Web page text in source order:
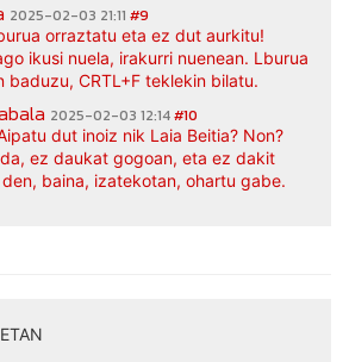
2025-02-03 21:11 #9
orraztatu eta ez dut aurkitu!
ikusi nuela, irakurri nuenean. Lburua
baduzu, CRTL+F teklekin bilatu.
2025-02-03 12:14#10
dut inoiz nik Laia Beitia? Non?
ez daukat gogoan, eta ez dakit
baina, izatekotan, ohartu gabe.